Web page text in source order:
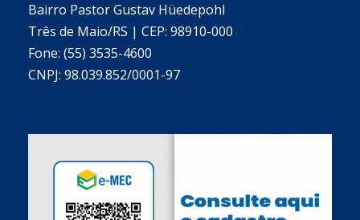
Bairro Pastor Gustav Hüedepohl
Três de Maio/RS | CEP: 98910-000
Fone: (55) 3535-4600
CNPJ: 98.039.852/0001-97